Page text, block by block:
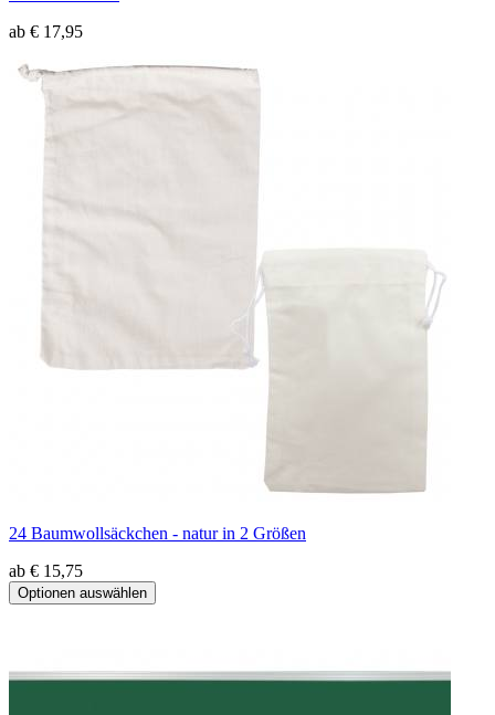
ab € 17,95
24 Baumwollsäckchen - natur in 2 Größen
ab € 15,75